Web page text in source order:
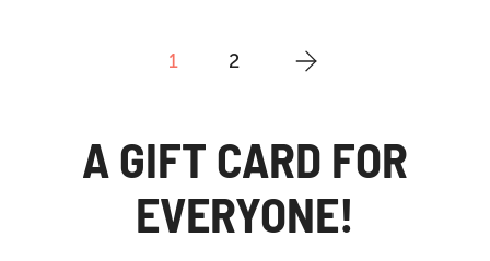
POSTS
1 2
A GIFT CARD FOR
EVERYONE!